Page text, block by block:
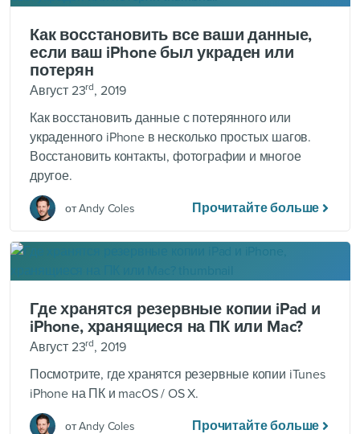
Как восстановить все ваши данные,
если ваш iPhone был украден или
потерян
Август 23rd, 2019
Как восстановить данные с потерянного или
украденного iPhone в несколько простых шагов.
Восстановить контакты, фотографии и многое
другое.
от Andy Coles Прочитайте больше
Где хранятся резервные копии iPad и
iPhone, хранящиеся на ПК или Mac?
Август 23rd, 2019
Посмотрите, где хранятся резервные копии iTunes
iPhone на ПК и macOS / OS X.
от Andy Coles Прочитайте больше